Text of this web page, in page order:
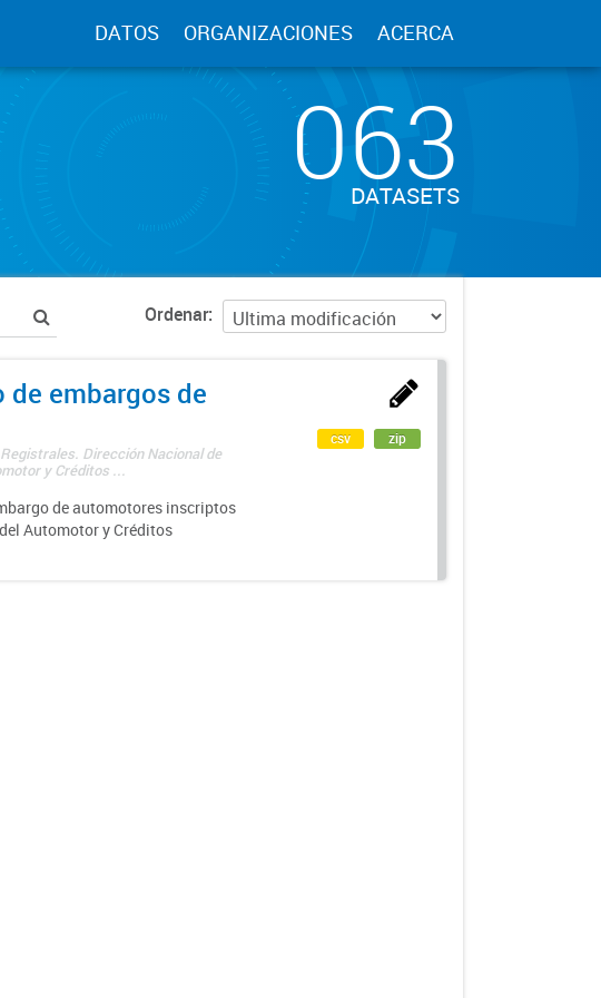
DATOS ORGANIZACIONES ACERCA
063
DATASETS
Ordenar
de embargos de
Dirección Nacional de
y Créditos ...
de automotores inscriptos
Automotor y Créditos
csv zip